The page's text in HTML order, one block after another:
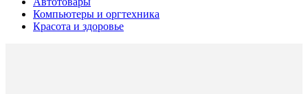
Компьютеры и оргтехника
Красота и здоровье